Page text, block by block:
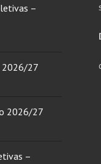
–
2026/27
2026/27
–